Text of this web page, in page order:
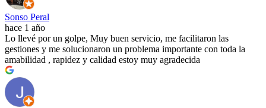
Sonso Peral
hace 1 año
Lo llevé por un golpe, Muy buen servicio, me facilitaron las
gestiones y me solucionaron un problema importante con toda la
amabilidad , rapidez y calidad estoy muy agradecida